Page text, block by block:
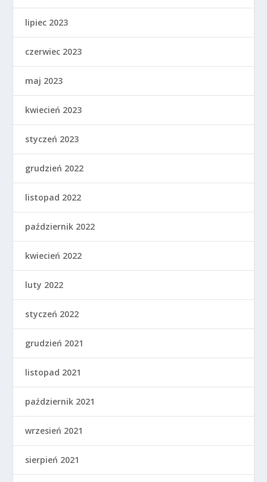
lipiec 2023
czerwiec 2023
maj 2023
kwiecień 2023
styczeń 2023
grudzień 2022
listopad 2022
październik 2022
kwiecień 2022
luty 2022
styczeń 2022
grudzień 2021
listopad 2021
październik 2021
wrzesień 2021
sierpień 2021